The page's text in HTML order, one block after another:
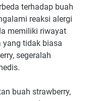
terhadap buah
reaksi alergi
memiliki riwayat
yang tidak biasa
segeralah
buah strawberry,